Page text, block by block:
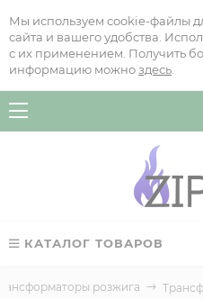
Мы используем cookie-файлы
сайта и вашего удобства.
с их применением. Получить
информацию можно здесь
КАТАЛОГ ТОВАРОВ
розжига